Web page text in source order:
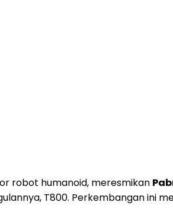
robot humanoid, meresmikan
T800. Perkembangan ini